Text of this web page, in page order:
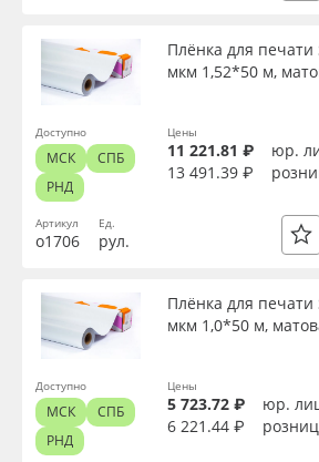
Артикул
о1706
Плёнка для печати
мкм 1,52*50 м,
Ед.
рул.
Цены
11 221.81 ₽
юр.
13 491.39 ₽
Доступно
МСК
СПБ
РНД
Плёнка для печати
мкм 1,0*50 м,
Цены
5 723.72 ₽
юр.
6 221.44 ₽
Доступно
МСК
СПБ
РНД